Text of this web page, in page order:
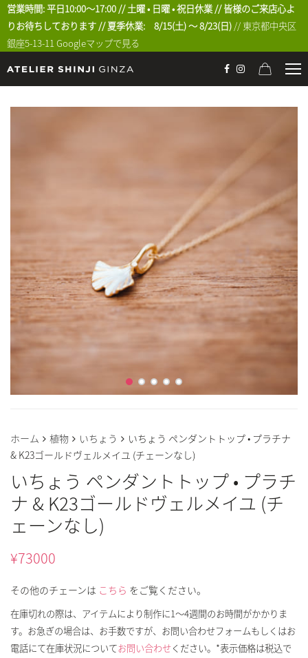
営業時間: 平日10:00〜17:00 // 土曜 • 日曜 • 祝日休業 // 皆様のご来店心よ
りお待ちしております // 夏季休業: 8/15(土) 〜 8/23(日) // 東京都中央区
銀座5-13-11Googleマップで見る
ホーム 植物 いちょう
いちょう ペンダントトップ • プラチナ
& K23ゴールドヴェルメイユ (チェーンなし)
いちょう ペンダントトップ • プラチ
ナ & K23ゴールドヴェルメイユ (チ
ェーンなし)
¥73000
その他のチェーンは こちら をご覧ください。
在庫切れの際は、アイテムにより制作に1～4週間のお時間がかかりま
す。お急ぎの場合は、お手数ですが、お問い合わせフォームもしくはお
電話にて在庫状況についてお問い合わせ ください。*表示価格は税込で